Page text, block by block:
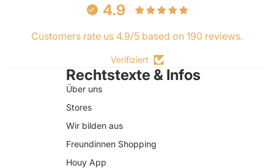
4.9
Customers rate us 4.9/5 based on 190 reviews.
Verifiziert
Rechtstexte & Infos
Über uns
Stores
Wir bilden aus
Freundinnen Shopping
Houy App